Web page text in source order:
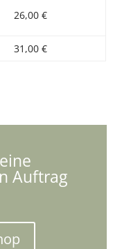
26,00 €
31,00 €
Auftrag